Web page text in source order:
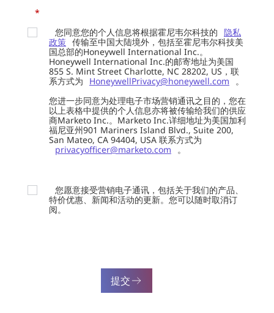
*
您同意您的个人信息将根据霍尼韦尔科技的 隐私
政策 传输至中国大陆境外，包括至霍尼韦尔科技美
国总部的Honeywell International Inc.。
Honeywell International Inc.的邮寄地址为美国
855 S. Mint Street Charlotte, NC 28202, US，联
系方式为
HoneywellPrivacy@honeywell.com
。
您进一步同意为处理电子市场营销通讯之目的，您在
以上表格中提供的个人信息亦将被传输给我们的供应
商Marketo Inc.。Marketo Inc.详细地址为美国加利
福尼亚州901 Mariners Island Blvd., Suite 200,
San Mateo, CA 94404, USA 联系方式为
privacyofficer@marketo.com
。
您愿意接受营销电子通讯，包括关于我们的产品、
特价优惠、新闻和活动的更新。您可以随时取消订
阅。
提交